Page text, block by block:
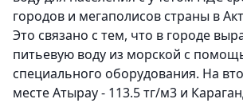
городов и мегаполисов страны в
Это связано с тем, что в городе
питьевую воду из морской с
специального оборудования. На
месте Атырау - 113.5 тг/м3 и